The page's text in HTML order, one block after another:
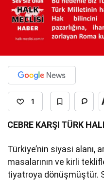
1
CEBRE KARŞI TÜRK
Türkiye’nin siyasi alanı,
masalarının ve kirli
tiyatroya dönüşmüştür.